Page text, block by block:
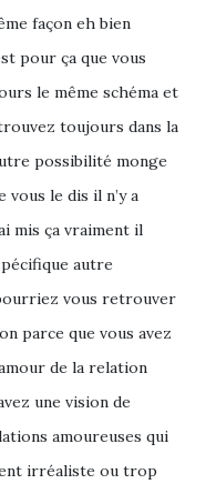
façon eh bien
pour ça que vous
le même schéma et
toujours dans la
possibilité monge
vous le dis il n’y a
mis ça vraiment il
autre
vous retrouver
parce que vous avez
de la relation
une vision de
amoureuses qui
irréaliste ou trop